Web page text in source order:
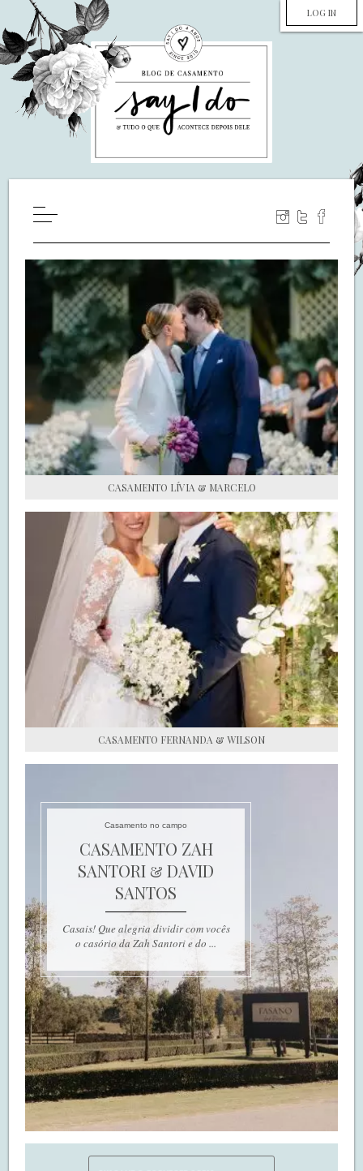
LOG IN
WILL YOU MARRY ME?
LUA DE MEL
COZINHA
DECORAÇÃO
DE NOIVA PRA NOIVA
S.O.S CASADAS
FALE COM O SAY I DO
CASAMENTO LÍVIA & MARCELO
CASAMENTO FERNANDA & WILSON
Casamento no campo
CASAMENTO ZAH
SANTORI & DAVID
SANTOS
Casais! Que alegria dividir com vocês
o casório da Zah Santori e do ...